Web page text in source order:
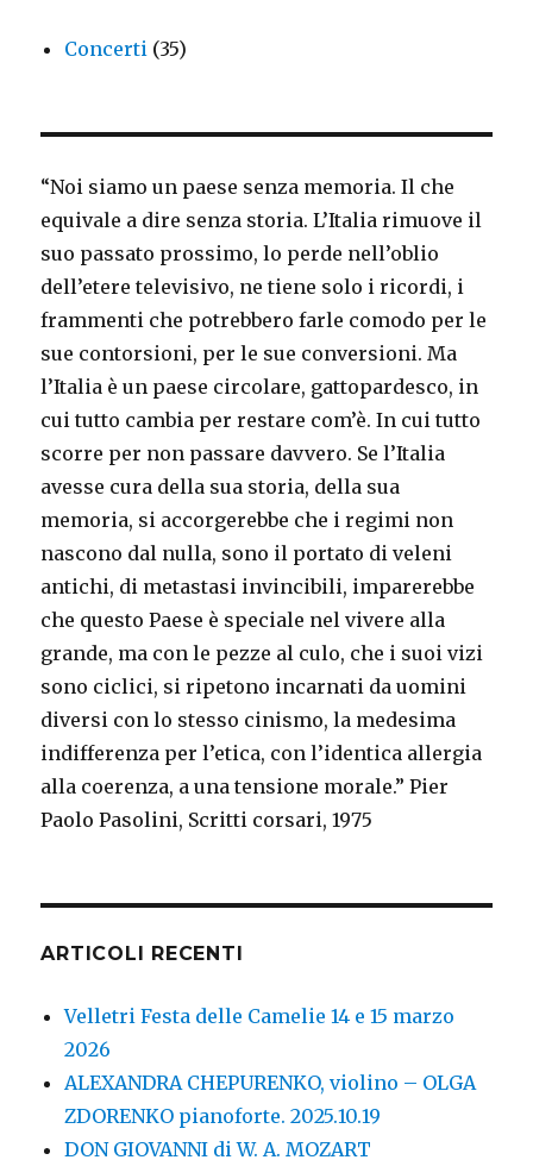
Concerti (35)
“Noi siamo un paese senza memoria. Il che
equivale a dire senza storia. L’Italia rimuove il
suo passato prossimo, lo perde nell’oblio
dell’etere televisivo, ne tiene solo i ricordi, i
frammenti che potrebbero farle comodo per le
sue contorsioni, per le sue conversioni. Ma
l’Italia è un paese circolare, gattopardesco, in
cui tutto cambia per restare com’è. In cui tutto
scorre per non passare davvero. Se l’Italia
avesse cura della sua storia, della sua
memoria, si accorgerebbe che i regimi non
nascono dal nulla, sono il portato di veleni
antichi, di metastasi invincibili, imparerebbe
che questo Paese è speciale nel vivere alla
grande, ma con le pezze al culo, che i suoi vizi
sono ciclici, si ripetono incarnati da uomini
diversi con lo stesso cinismo, la medesima
indifferenza per l’etica, con l’identica allergia
alla coerenza, a una tensione morale.” Pier
Paolo Pasolini, Scritti corsari, 1975
ARTICOLI RECENTI
Velletri Festa delle Camelie 14 e 15 marzo
2026
ALEXANDRA CHEPURENKO, violino – OLGA
ZDORENKO pianoforte. 2025.10.19
DON GIOVANNI di W. A. MOZART